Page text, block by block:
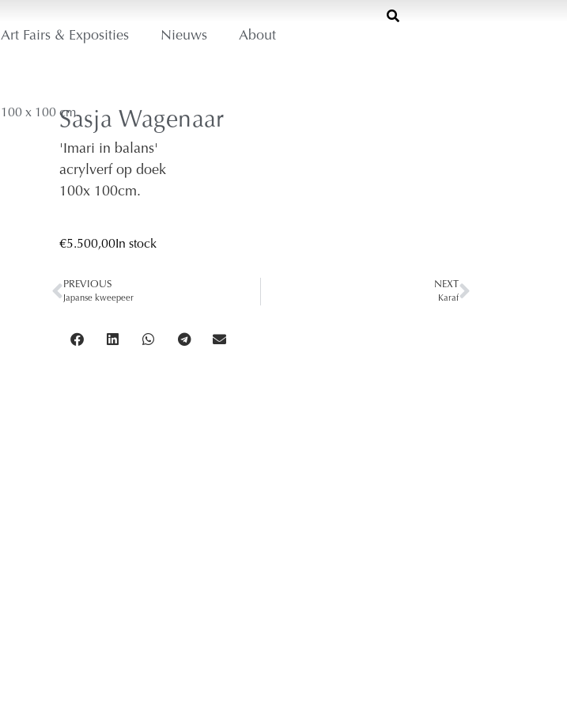
Art Fairs & Exposities Nieuws About
Sasja Wagenaar
'Imari in balans'
acrylverf op doek
100x 100cm.
€5.500,00In stock
PREVIOUS
Japanse kweepeer
NEXT
Karaf